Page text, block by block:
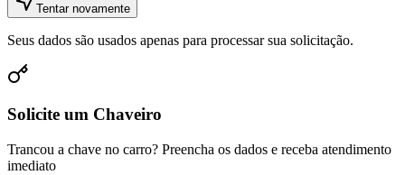
Tentar novamente
Seus dados são usados apenas para processar sua solicitação.
Solicite um Chaveiro
Trancou a chave no carro? Preencha os dados e receba atendimento
imediato